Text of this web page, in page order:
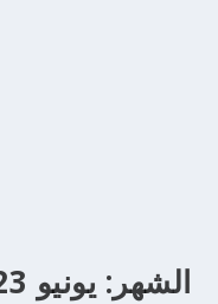
الشهر: يونيو 2023